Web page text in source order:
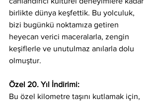
birlikte dünya keşfettik. Bu yolculuk,
bizi bugünkü noktamıza getiren
heyecan verici maceralarla, zengin
keşiflerle ve unutulmaz anılarla dolu
olmuştur.
Özel 20. Yıl İndirimi:
Bu özel kilometre taşını kutlamak için,